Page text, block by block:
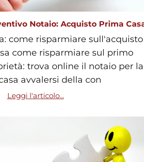
Notaio: Acquisto Prima
come risparmiare sull'acquisto
come risparmiare sul primo
trova online il notaio per la
avvalersi della con
Leggi l'articolo...